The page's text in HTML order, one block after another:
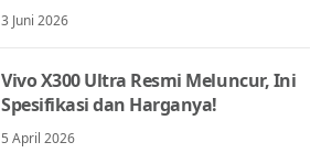
3 Juni 2026
Vivo X300 Ultra Resmi Meluncur, Ini
Spesifikasi dan Harganya!
5 April 2026